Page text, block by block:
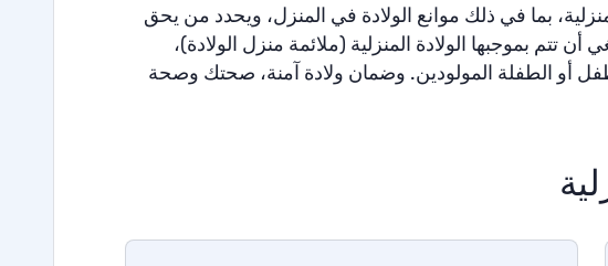
بما في ذلك موانع الولادة في المنزل، ويحدد من يحق
تتم بموجبها الولادة المنزلية (ملائمة منزل الولادة)،
أو الطفلة المولودين. وضمان ولادة آمنة، صحتك وصحة